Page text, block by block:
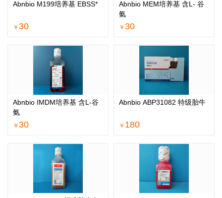
Abnbio M199培养基 EBSS*
￥ 30
Abnbio MEM培养基 含L- 谷
氨
￥ 30
Abnbio IMDM培养基 含L-谷
氨
￥ 30
Abnbio ABP31082 特级胎牛
￥ 180